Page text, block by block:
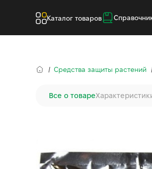
Каталог товаров
Средства защиты растений
Все о товаре